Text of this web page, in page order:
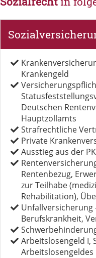
Krankengeld
Deutschen
Hauptzollamts
Strafrechtliche
Private
Ausstieg aus der
Rentenbezug,
zur Teilhabe
Rehabilitation),
Unfallversicherung
Berufskrankheit,
Arbeitslosengeld I,
Arbeitslosengeldes